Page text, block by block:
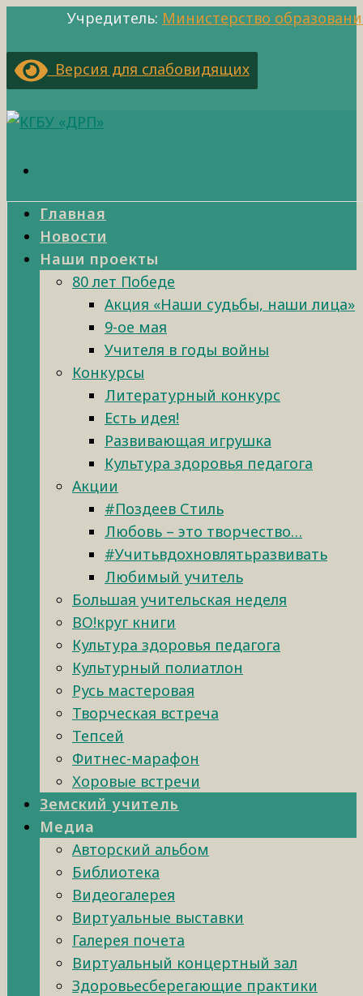
Учредитель: Министерство
Версия для слабовидящих
Главная
Новости
Наши проекты
80 лет Победе
Акция «Наши судьбы, наши лица»
9-ое мая
Учителя в годы войны
Конкурсы
Литературный конкурс
Есть идея!
Развивающая игрушка
Культура здоровья педагога
Акции
#Поздеев Стиль
Любовь – это творчество…
#Учитьвдохновлятьразвивать
Любимый учитель
Большая учительская неделя
ВО!круг книги
Культура здоровья педагога
Культурный полиатлон
Русь мастеровая
Творческая встреча
Тепсей
Фитнес-марафон
Хоровые встречи
Земский учитель
Медиа
Авторский альбом
Библиотека
Видеогалерея
Виртуальные выставки
Галерея почета
Виртуальный концертный зал
Здоровьесберегающие практики